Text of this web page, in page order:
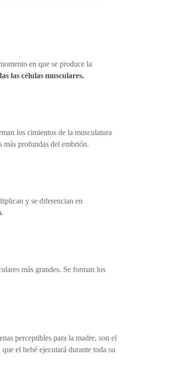
en que se produce la
las células musculares.
los cimientos de la musculatura
más profundas del embrión.
y se diferencian en
.
más grandes. Se forman los
perceptibles para la madre, son el
el bebé ejecutará durante toda su